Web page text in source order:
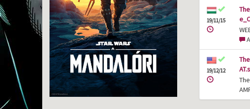
19/11/15
19/12/12